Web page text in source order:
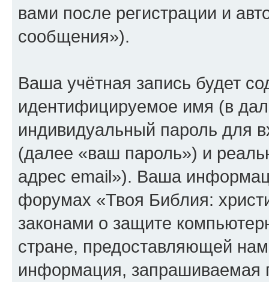
вами после регистрации и
сообщения»).
Ваша учётная запись будет
идентифицируемое имя (в
индивидуальный пароль для
(далее «ваш пароль») и
адрес email»). Ваша
форумах «Твоя Библия:
законами о защите
стране, предоставляющей
информация, запрашиваемая